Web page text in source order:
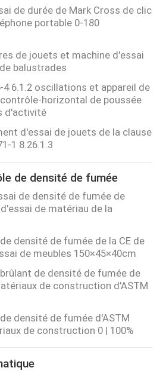
de durée de Mark Cross de clic
portable 0-180
de jouets et machine d'essai
balustrades
4 6.1.2 oscillations et appareil de
horizontal de poussée
d'activité
d'essai de jouets de la clause
1 8.26.1.3
de densité de fumée
de densité de fumée de
de matériau de la
densité de fumée de la CE de
de meubles 150×45×40cm
de densité de fumée de
de construction d'ASTM
densité de fumée d'ASTM
de construction 0 | 100%